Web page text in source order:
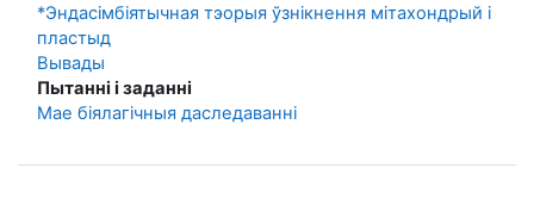
*Эндасімбіятычная тэорыя ўзнікнення мітахондрый і
пластыд
Вывады
Пытанні і заданні
Мае біялагічныя даследаванні